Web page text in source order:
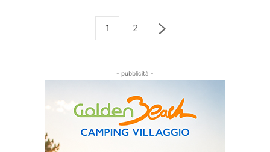
1 2
- pubblicità -